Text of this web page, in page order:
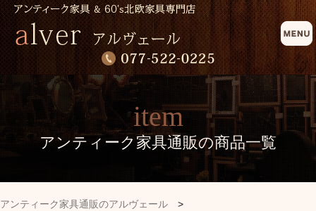
item
アンティーク家具通販の商品一覧
アンティーク家具通販のアルヴェール
>